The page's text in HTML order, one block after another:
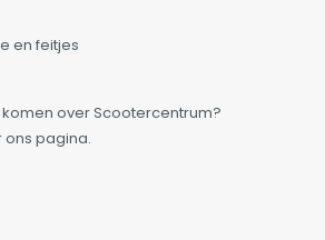
en feitjes
over Scootercentrum?
ons pagina.